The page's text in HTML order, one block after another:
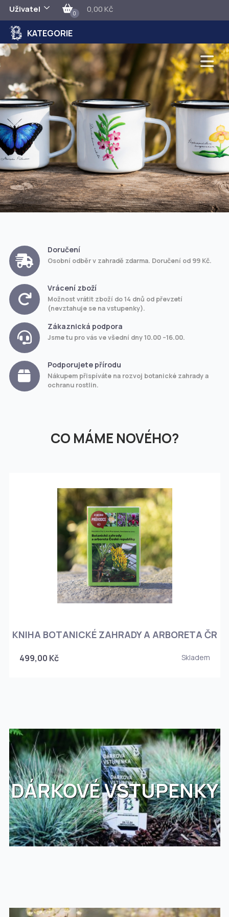
Uživatel 0 0,00 Kč
KATEGORIE
Doručení
Osobní odběr v zahradě zdarma. Doručení od 99 Kč.
Vrácení zboží
Možnost vrátit zboží do 14 dnů od převzetí
(nevztahuje se na vstupenky).
Zákaznická podpora
Jsme tu pro vás ve všední dny 10.00 –16.00.
Podporujete přírodu
Nákupem přispíváte na rozvoj botanické zahrady a
ochranu rostlin.
CO MÁME NOVÉHO?
KNIHA BOTANICKÉ ZAHRADY A ARBORETA ČR
499,00 Kč Skladem
DÁRKOVÉ VSTUPENKY